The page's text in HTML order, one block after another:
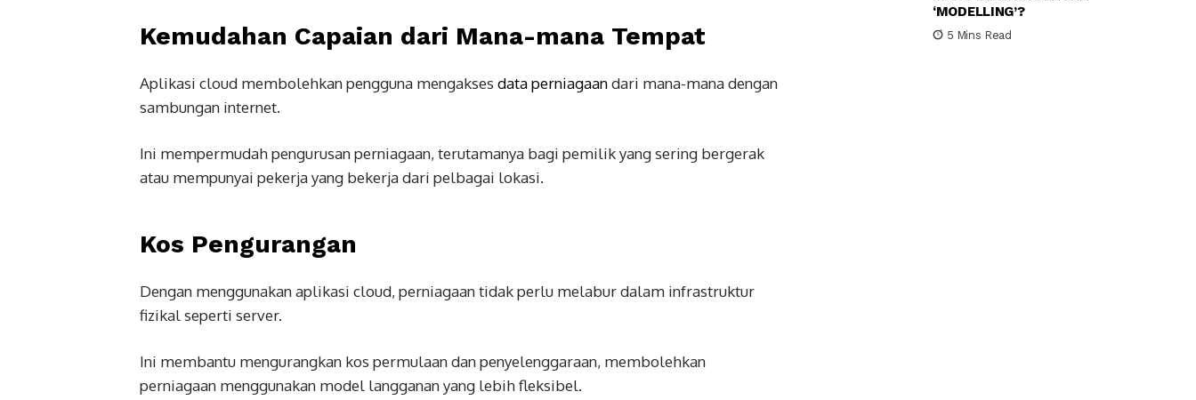
Kemudahan Capaian dari Mana-mana Tempat
Aplikasi cloud membolehkan pengguna mengakses data perniagaandari mana-mana dengan
sambungan internet.
Ini mempermudah pengurusan perniagaan, terutamanya bagi pemilik yang sering bergerak
atau mempunyai pekerja yang bekerja dari pelbagai lokasi.
Kos Pengurangan
Dengan menggunakan aplikasi cloud, perniagaan tidak perlu melabur dalam infrastruktur
fizikal seperti server.
Ini membantu mengurangkan kos permulaan dan penyelenggaraan, membolehkan
perniagaan menggunakan model langganan yang lebih fleksibel.
‘MODELLING’?
5 Mins Read